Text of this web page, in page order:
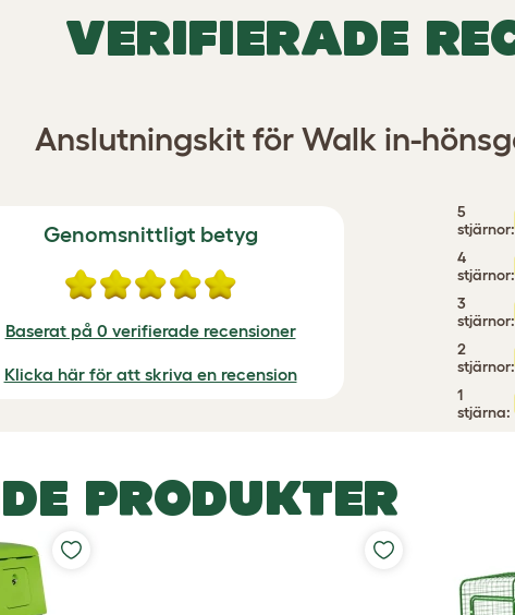
VERIFIERADE
Anslutningskit för Walk in-
Genomsnittligt betyg
Baserat på 0 verifierade recensioner
Klicka här för att skriva en recension
5
stjärnor:
4
stjärnor:
3
stjärnor:
2
stjärnor:
1
stjärna:
PRODUKTER